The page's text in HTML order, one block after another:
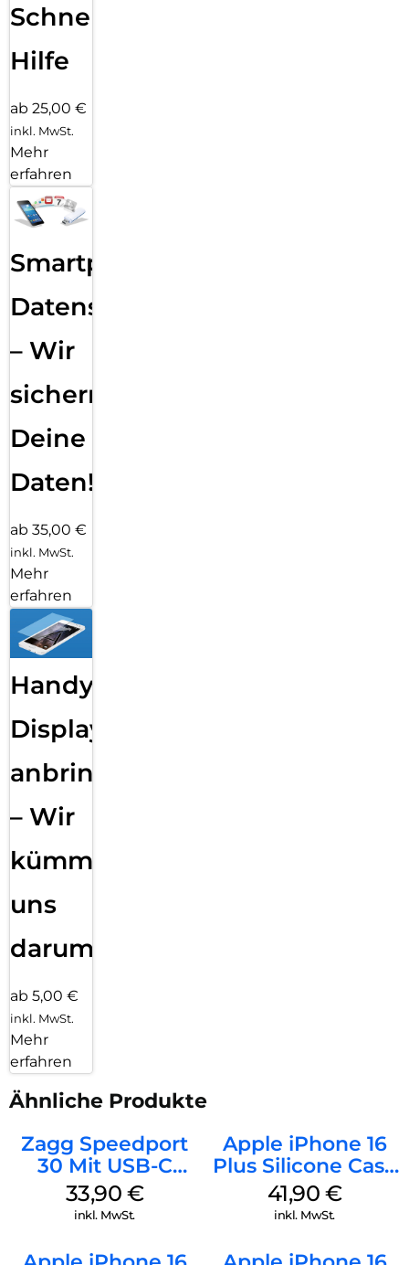
Schnelle
Hilfe
ab 25,00 €
inkl. MwSt.
Mehr
erfahren
Smartphone
Datensicherung
– Wir
sichern
Deine
Daten!
ab 35,00 €
inkl. MwSt.
Mehr
erfahren
Handy
Displayfolie
anbringen
– Wir
kümmern
uns
darum!
ab 5,00 €
inkl. MwSt.
Mehr
erfahren
Ähnliche Produkte
Zagg Speedport
30 Mit USB-C
Kabel Weiß
33,90 €
inkl. MwSt.
Apple iPhone 16
Plus Silicone Case
MagSafe Stone
Gray
41,90 €
inkl. MwSt.